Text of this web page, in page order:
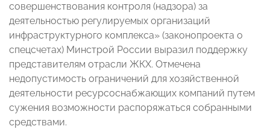
совершенствования контроля (надзора) за
деятельностью регулируемых организаций
инфраструктурного комплекса» (законопроекта о
спецсчетах) Минстрой России выразил поддержку
представителям отрасли ЖКХ. Отмечена
недопустимость ограничений для хозяйственной
деятельности ресурсоснабжающих компаний путем
сужения возможности распоряжаться собранными
средствами.